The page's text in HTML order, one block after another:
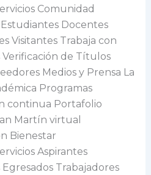
Comunidad
Docentes
Visitantes Trabaja con
de Títulos
Medios y Prensa La
Programas
continua Portafolio
Martín virtual
Bienestar
Aspirantes
Trabajadores